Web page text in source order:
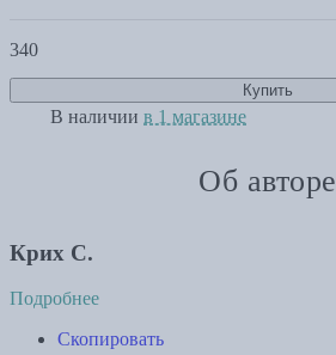
340
Купить
В наличии в 1 магазине
Об авторе
Крих С.
Подробнее
Скопировать